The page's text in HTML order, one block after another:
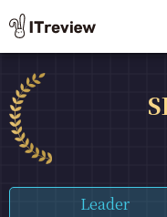
Leader